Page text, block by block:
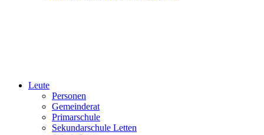
Leute
Personen
Gemeinderat
Primarschule
Sekundarschule Letten